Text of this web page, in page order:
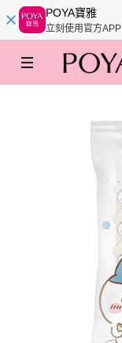
POYA寶雅
立刻使用官方APP